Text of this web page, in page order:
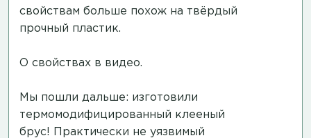
свойствам больше похож на твёрдый
прочный пластик.
О свойствах в видео.
Мы пошли дальше: изготовили
термомодифицированный клееный
брус! Практически не уязвимый